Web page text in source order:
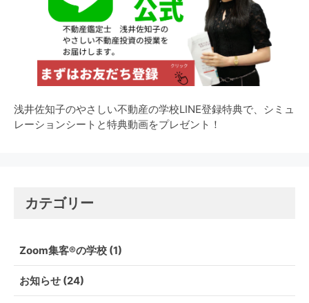
浅井佐知子のやさしい不動産の学校LINE登録特典で、シミュ
レーションシートと特典動画をプレゼント！
カテゴリー
Zoom集客®の学校(1)
お知らせ(24)